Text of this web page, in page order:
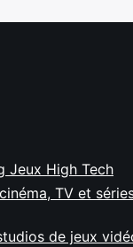
Jeux High Tech
TV et
de jeux